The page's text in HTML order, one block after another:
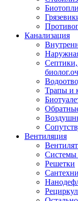
Канализация
Трапы и
Вентиляция
Системы
Решетки